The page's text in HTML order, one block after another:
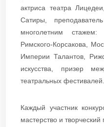
актриса театра
Сатиры,
многолетним
Римского-Корсакова,
Империи Талантов,
искусства, призер
театральных фестивалей.
Каждый участник
мастерство и